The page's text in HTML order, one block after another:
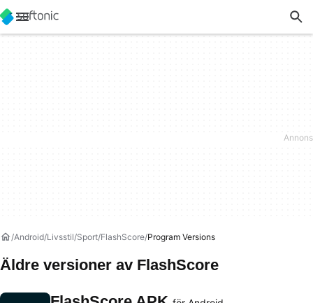
Android Livsstil Sport FlashScore Program Versions
Äldre versioner av FlashScore